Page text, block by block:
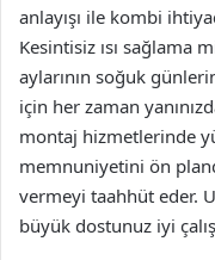
anlayışı ile kombi
Kesintisiz ısı sağlama
aylarının soğuk
için her zaman
montaj hizmetlerinde
memnuniyetini ön
vermeyi taahhüt eder.
büyük dostunuz iyi